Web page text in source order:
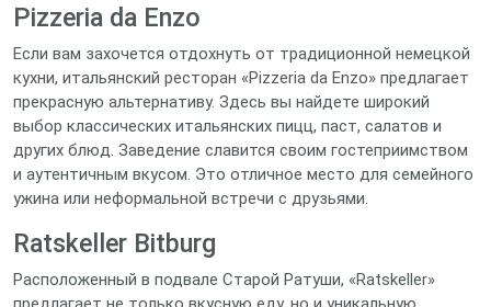
Pizzeria da Enzo
Если вам захочется отдохнуть от традиционной немецкой
кухни, итальянский ресторан «Pizzeria da Enzo» предлагает
прекрасную альтернативу. Здесь вы найдете широкий
выбор классических итальянских пицц, паст, салатов и
других блюд. Заведение славится своим гостеприимством
и аутентичным вкусом. Это отличное место для семейного
ужина или неформальной встречи с друзьями.
Ratskeller Bitburg
Расположенный в подвале Старой Ратуши, «Ratskeller»